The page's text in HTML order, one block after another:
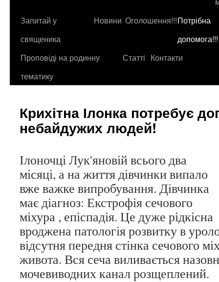
контенту
Запитай у
священика
Новини Оголошення!!!Потрібна
допомога!!!
Проповіді на родинну
тематику
Статті Контакти
Крихітна Ілонка потребує
небайдужих людей!
Ілоночці Лук'яновій всього два
місяці, а на життя дівчинки випало
вже важке випробування. Дівчинка
має діагноз: Екстрофія сечового
міхура , епіспадія. Це дуже рідкісна
вроджена патологія розвитку в
відсутня передня стінка сечового
живота. Вся сеча виливається
мочевиводних канал розщеплений.